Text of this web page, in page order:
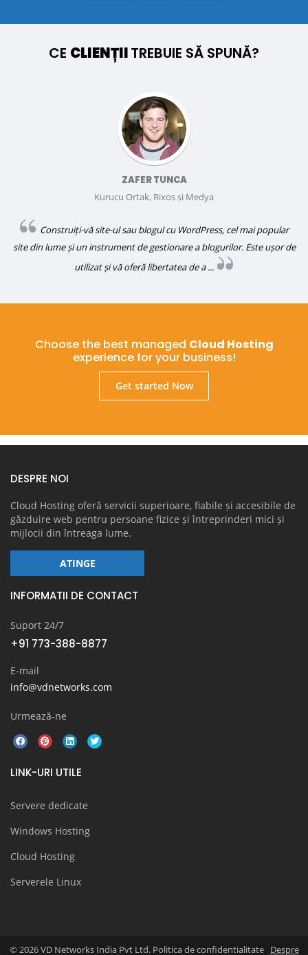
CE CLIENȚIITREBUIE SĂ SPUNĂ?
ZAFER TUNCA
Kurucu Ortak, Rixos și Medya
Construiți-vă site-ul sau blogul cu WordPress, cel mai popular
site din lume și un instrument de gestionare a blogurilor. Este ușor de
utilizat și vă oferă libertatea de a ...
Choose the best managed Cloud Hosting
experience for your business!
Get started Now
DESPRE NOI
Cloud Hosting oferă servicii superioare, fiabile și accesibile de
găzduire web pentru persoane fizice și întreprinderi mici și
mijlocii din întreaga lume.
ATINGE
INFORMATII DE CONTACT
Suport 24/7
+91 773-388-8877
E-mail
info@vdnetworks.com
Urmează-ne
LINK-URI UTILE
Servere dedicate
Windows Hosting
Cloud Hosting
Serverele Linux
© 2026 VD Networks India Pvt Ltd. Politica de confidentialitate Despre